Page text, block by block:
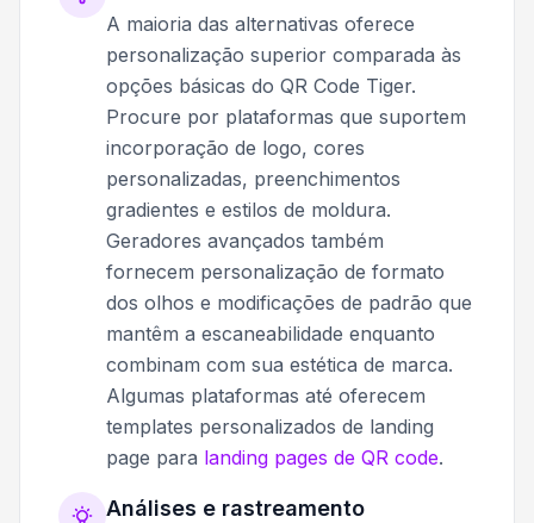
A maioria das alternativas oferece
personalização superior comparada às
opções básicas do QR Code Tiger.
Procure por plataformas que suportem
incorporação de logo, cores
personalizadas, preenchimentos
gradientes e estilos de moldura.
Geradores avançados também
fornecem personalização de formato
dos olhos e modificações de padrão que
mantêm a escaneabilidade enquanto
combinam com sua estética de marca.
Algumas plataformas até oferecem
templates personalizados de landing
page para landing pages de QR code.
Análises e rastreamento